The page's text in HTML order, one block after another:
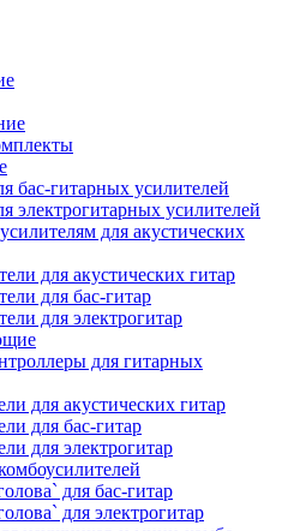
бас-гитарных усилителей
электрогитарных усилителей
для акустических
для акустических гитар
для бас-гитар
для электрогитар
для гитарных
для акустических гитар
для бас-гитар
для электрогитар
для бас-гитар
для электрогитар